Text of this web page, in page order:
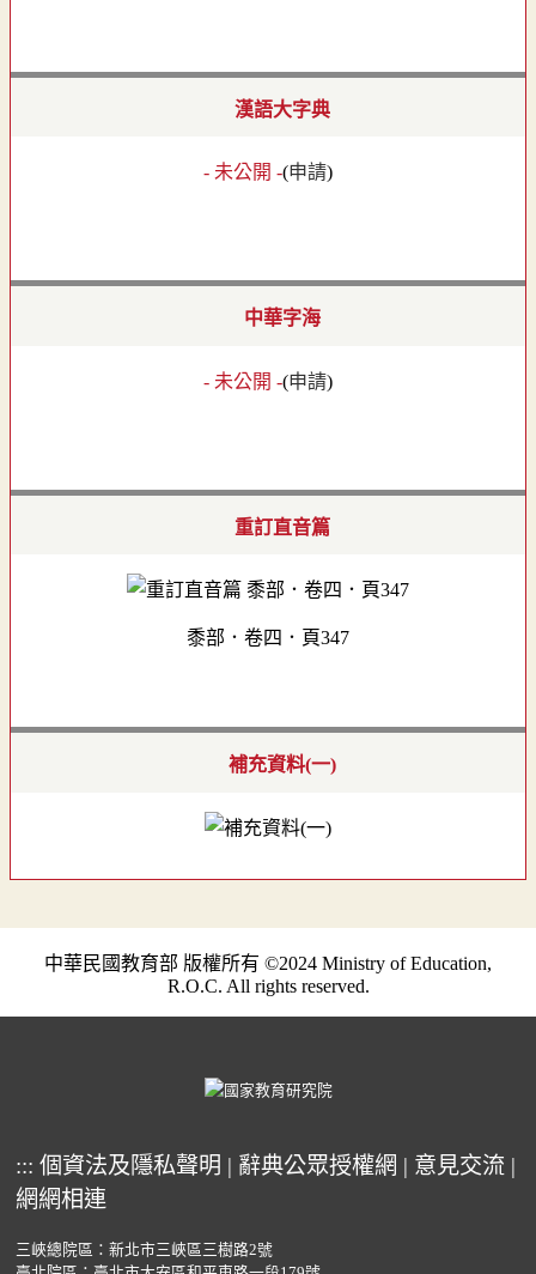
漢語大字典
- 未公開 -(申請)
中華字海
- 未公開 -(申請)
重訂直音篇
黍部．卷四．頁347
補充資料(一)
中華民國教育部 版權所有 ©2024 Ministry of Education,
R.O.C. All rights reserved.
::: 個資法及隱私聲明 | 辭典公眾授權網 | 意見交流 |
網網相連
三峽總院區：新北市三峽區三樹路2號